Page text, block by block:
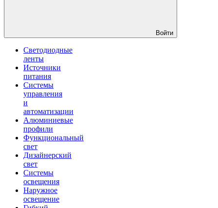
Войти
Светодиодные
ленты
Источники
питания
Системы
управления
и
автоматизации
Алюминиевые
профили
Функциональный
свет
Дизайнерский
свет
Системы
освещения
Наружное
освещение